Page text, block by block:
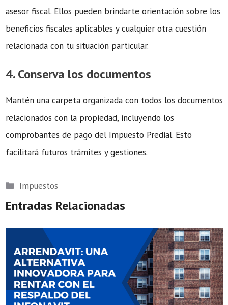
asesor fiscal. Ellos pueden brindarte orientación sobre los
beneficios fiscales aplicables y cualquier otra cuestión
relacionada con tu situación particular.
4. Conserva los documentos
Mantén una carpeta organizada con todos los documentos
relacionados con la propiedad, incluyendo los
comprobantes de pago del Impuesto Predial. Esto
facilitará futuros trámites y gestiones.
Categorías
Impuestos
Entradas Relacionadas